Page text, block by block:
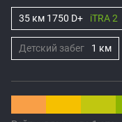
35 км 1750 D+ iTRA 2
Детский забег 1 км